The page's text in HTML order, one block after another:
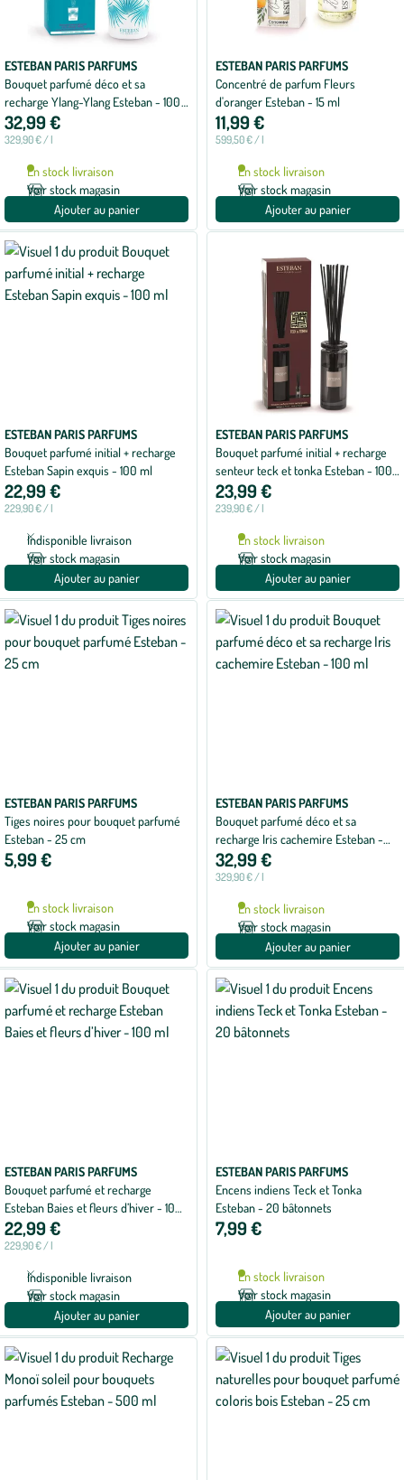
ESTEBAN PARIS PARFUMS
Bouquet parfumé déco et sa
recharge Ylang-Ylang Esteban - 100
ml
32,99 €
329,90 € / l
En stock livraison
Voir stock magasin
Ajouter au panier
ESTEBAN PARIS PARFUMS
Concentré de parfum Fleurs
d'oranger Esteban - 15 ml
11,99 €
599,50 € / l
En stock livraison
Voir stock magasin
Ajouter au panier
ESTEBAN PARIS PARFUMS
Bouquet parfumé initial + recharge
Esteban Sapin exquis - 100 ml
22,99 €
229,90 € / l
Indisponible livraison
Voir stock magasin
Ajouter au panier
ESTEBAN PARIS PARFUMS
Bouquet parfumé initial + recharge
senteur teck et tonka Esteban - 100
ml
23,99 €
239,90 € / l
En stock livraison
Voir stock magasin
Ajouter au panier
ESTEBAN PARIS PARFUMS
Tiges noires pour bouquet parfumé
Esteban - 25 cm
5,99 €
En stock livraison
Voir stock magasin
Ajouter au panier
ESTEBAN PARIS PARFUMS
Bouquet parfumé déco et sa
recharge Iris cachemire Esteban -
100 ml
32,99 €
329,90 € / l
En stock livraison
Voir stock magasin
Ajouter au panier
ESTEBAN PARIS PARFUMS
Bouquet parfumé et recharge
Esteban Baies et fleurs d’hiver - 100
ml
22,99 €
229,90 € / l
Indisponible livraison
Voir stock magasin
Ajouter au panier
ESTEBAN PARIS PARFUMS
Encens indiens Teck et Tonka
Esteban - 20 bâtonnets
7,99 €
En stock livraison
Voir stock magasin
Ajouter au panier